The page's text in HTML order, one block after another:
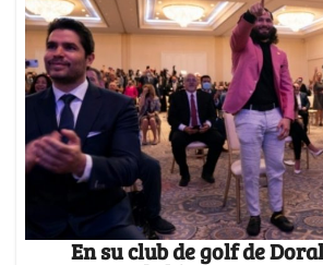
En su club de golf de